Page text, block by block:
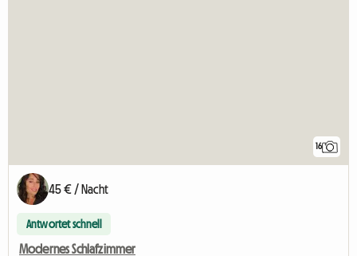
16
45 € / Nacht
Antwortet schnell
Modernes Schlafzimmer